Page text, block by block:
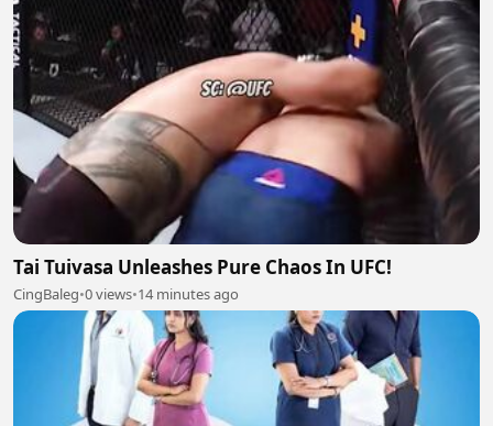
Tai Tuivasa Unleashes Pure Chaos In UFC!
CingBaleg•0 views•14 minutes ago